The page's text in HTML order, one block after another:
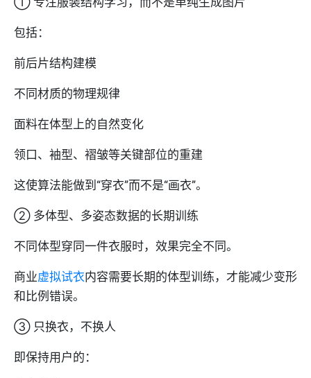
包括：
前后片结构建模
不同材质的物理规律
面料在体型上的自然变化
领口、袖型、褶皱等关键部位的重建
这使算法能做到“穿衣”而不是“画衣”。
② 多体型、多姿态数据的长期训练
不同体型穿同一件衣服时，效果完全不同。
商业虚拟试衣内容需要长期的体型训练，才能减少变形
和比例错误。
③ 只换衣，不换人
即保持用户的：